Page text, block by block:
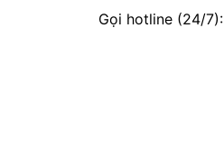
Gọi hotline (24/7):